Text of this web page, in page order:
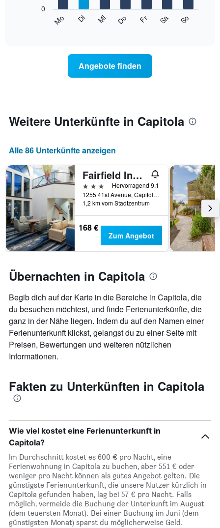
durchschnittlichen
jeweiligen
Wochentag.
hat
X-
Achse,
die
die
Wochentage
anzeigt.
Das
Diagramm
hat
Achse,
die
den
durchschnittlichen
Zimmerpreis
anzeigt.
Mo Di Mi Do Fr Sa So
0
Angebote finden
Weitere Unterkünfte in Capitola
Alle 86 Unterkünfte anzeigen
Fairfield Inn & Suites by Marriott Santa Cruz - Capitola
3 Sterne
Hervorragend 9,1
1255 41st Avenue, Capitola, CA, USA
1,2 km vom Stadtzentrum
168 €
Zum Angebot
Übernachten in Capitola
Begib dich auf der Karte in die Bereiche in Capitola, die
du besuchen möchtest, und finde Ferienunterkünfte, die
ganz in der Nähe liegen. Indem du auf den Namen einer
Ferienunterkunft klickst, gelangst du zu einer Seite mit
Preisen, Bewertungen und weiteren nützlichen
Informationen.
Fakten zu Unterkünften in Capitola
Wie viel kostet eine Ferienunterkunft in
Capitola?
Im Durchschnitt kostet es 600 € pro Nacht, eine
Ferienwohnung in Capitola zu buchen, aber 551 € oder
weniger pro Nacht können als gutes Angebot gelten. Die
günstigste Ferienunterkunft, die unsere Nutzer kürzlich in
Capitola gefunden haben, lag bei 57 € pro Nacht. Falls
möglich, vermeide die Buchung der Unterkunft im August
(dem teuersten Monat). Bei einer Buchung im Juni (dem
günstigsten Monat) sparst du möglicherweise Geld.